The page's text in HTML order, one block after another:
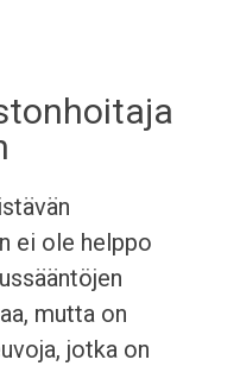
ei ole helppo
mutta on
jotka on